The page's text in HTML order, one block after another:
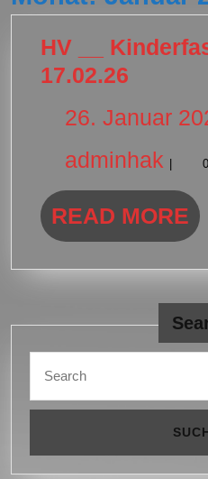
HV __
17.02.26
26. Januar
adminhak
READ MORE
for: